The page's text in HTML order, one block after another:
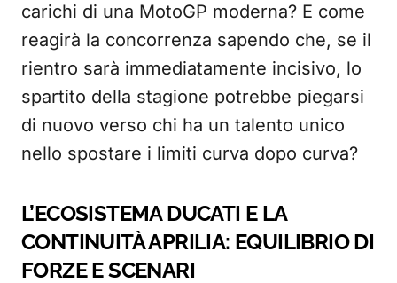
carichi di una MotoGP moderna? E come
reagirà la concorrenza sapendo che, se il
rientro sarà immediatamente incisivo, lo
spartito della stagione potrebbe piegarsi
di nuovo verso chi ha un talento unico
nello spostare i limiti curva dopo curva?
L’ECOSISTEMA DUCATI E LA
CONTINUITÀ APRILIA: EQUILIBRIO DI
FORZE E SCENARI